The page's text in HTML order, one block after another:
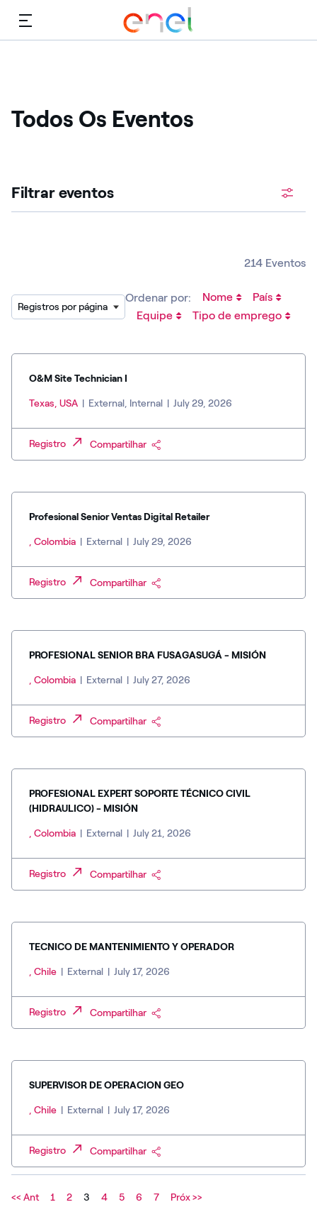
Cardápio
Todos Os Eventos
Filtrar eventos
214 Eventos
Registros por página
Ordenar por:
O&M Site Technician I
Texas, USA | External, Internal | July 29, 2026
Registro Compartilhar
Profesional Senior Ventas Digital Retailer
, Colombia | External | July 29, 2026
Registro Compartilhar
PROFESIONAL SENIOR BRA FUSAGASUGÁ - MISIÓN
, Colombia | External | July 27, 2026
Registro Compartilhar
PROFESIONAL EXPERT SOPORTE TÉCNICO CIVIL
(HIDRAULICO) - MISIÓN
, Colombia | External | July 21, 2026
Registro Compartilhar
TECNICO DE MANTENIMIENTO Y OPERADOR
, Chile | External | July 17, 2026
Registro Compartilhar
SUPERVISOR DE OPERACION GEO
, Chile | External | July 17, 2026
Registro Compartilhar
<< Ant 1 2 3 4 5 6 7 Próx >>